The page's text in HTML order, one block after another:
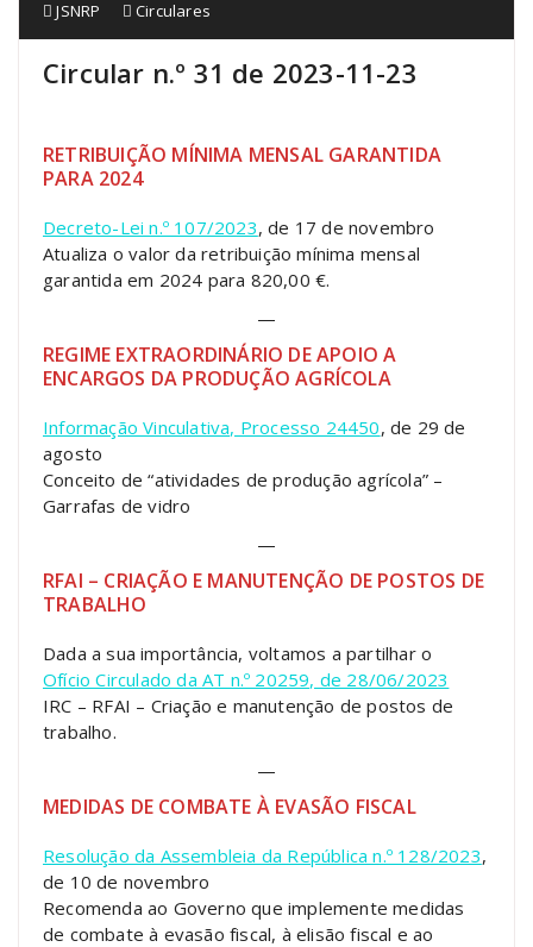
JSNRP Circulares
Circular n.º 31 de 2023-11-23
RETRIBUIÇÃO MÍNIMA MENSAL GARANTIDA
PARA 2024
Decreto-Lei n.º 107/2023, de 17 de novembro
Atualiza o valor da retribuição mínima mensal
garantida em 2024 para 820,00 €.
—
REGIME EXTRAORDINÁRIO DE APOIO A
ENCARGOS DA PRODUÇÃO AGRÍCOLA
Informação Vinculativa, Processo 24450, de 29 de
agosto
Conceito de “atividades de produção agrícola” –
Garrafas de vidro
—
RFAI – CRIAÇÃO E MANUTENÇÃO DE POSTOS DE
TRABALHO
Dada a sua importância, voltamos a partilhar o
Ofício Circulado da AT n.º 20259, de 28/06/2023
IRC – RFAI – Criação e manutenção de postos de
trabalho.
—
MEDIDAS DE COMBATE À EVASÃO FISCAL
Resolução da Assembleia da República n.º 128/2023,
de 10 de novembro
Recomenda ao Governo que implemente medidas
de combate à evasão fiscal, à elisão fiscal e ao